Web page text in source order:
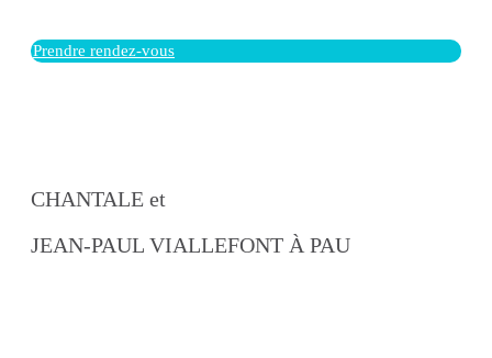
Prendre rendez-vous
CHANTALE et
JEAN-PAUL VIALLEFONT À PAU